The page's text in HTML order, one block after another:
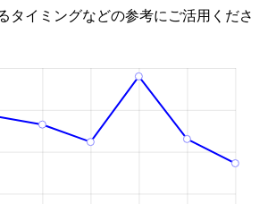
タイミングなどの参考にご活用くださ